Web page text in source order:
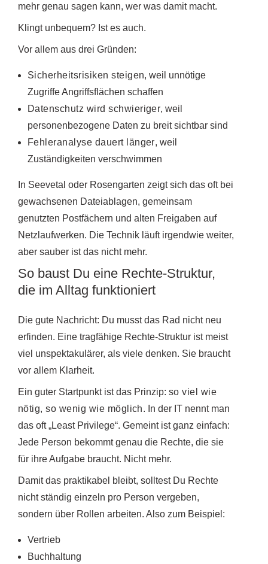
mehr genau sagen kann, wer was damit macht.
Klingt unbequem? Ist es auch.
Vor allem aus drei Gründen:
Sicherheitsrisiken steigen, weil unnötige
Zugriffe Angriffsflächen schaffen
Datenschutz wird schwieriger, weil
personenbezogene Daten zu breit sichtbar sind
Fehleranalyse dauert länger, weil
Zuständigkeiten verschwimmen
In Seevetal oder Rosengarten zeigt sich das oft bei
gewachsenen Dateiablagen, gemeinsam
genutzten Postfächern und alten Freigaben auf
Netzlaufwerken. Die Technik läuft irgendwie weiter,
aber sauber ist das nicht mehr.
So baust Du eine Rechte-Struktur,
die im Alltag funktioniert
Die gute Nachricht: Du musst das Rad nicht neu
erfinden. Eine tragfähige Rechte-Struktur ist meist
viel unspektakulärer, als viele denken. Sie braucht
vor allem Klarheit.
Ein guter Startpunkt ist das Prinzip: so viel wie
nötig, so wenig wie möglich. In der IT nennt man
das oft „Least Privilege“. Gemeint ist ganz einfach:
Jede Person bekommt genau die Rechte, die sie
für ihre Aufgabe braucht. Nicht mehr.
Damit das praktikabel bleibt, solltest Du Rechte
nicht ständig einzeln pro Person vergeben,
sondern über Rollen arbeiten. Also zum Beispiel:
Vertrieb
Buchhaltung